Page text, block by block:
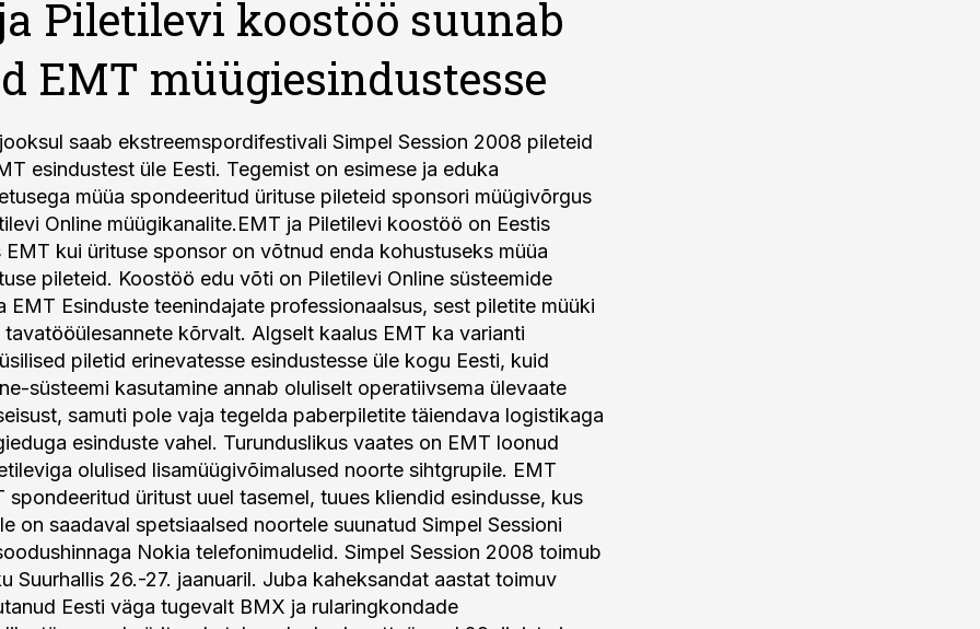
Piletilevi koostöö suunab
EMT müügiesindustesse
saab ekstreemspordifestivali Simpel Session 2008 pileteid
esindustest üle Eesti. Tegemist on esimese ja eduka
müüa spondeeritud ürituse pileteid sponsori müügivõrgus
Online müügikanalite.EMT ja Piletilevi koostöö on Eestis
EMT kui ürituse sponsor on võtnud enda kohustuseks müüa
pileteid. Koostöö edu võti on Piletilevi Online süsteemide
EMT Esinduste teenindajate professionaalsus, sest piletite müüki
tavatööülesannete kõrvalt. Algselt kaalus EMT ka varianti
piletid erinevatesse esindustesse üle kogu Eesti, kuid
süsteemi kasutamine annab oluliselt operatiivsema ülevaate
samuti pole vaja tegelda paberpiletite täiendava logistikaga
esinduste vahel. Turunduslikus vaates on EMT loonud
olulised lisamüügivõimalused noorte sihtgrupile. EMT
spondeeritud üritust uuel tasemel, tuues kliendid esindusse, kus
on saadaval spetsiaalsed noortele suunatud Simpel Sessioni
Nokia telefonimudelid. Simpel Session 2008 toimub
Suurhallis 26.-27. jaanuaril. Juba kaheksandat aastat toimuv
Eesti väga tugevalt BMX ja rularingkondade